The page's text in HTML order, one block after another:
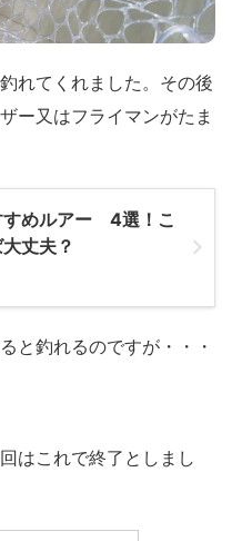
れてくれました。その後
ー又はフライマンがたま
すめルアー 4選！こ
丈夫？
と釣れるのですが・・・
はこれで終了としまし